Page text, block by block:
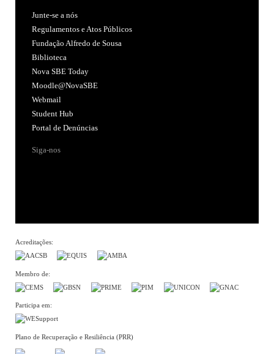
Junte-se a nós
Regulamentos e Atos Públicos
Fundação Alfredo de Sousa
Biblioteca
Nova SBE Today
Moodle@NovaSBE
Webmail
Student Hub
Portal de Denúncias
Siga-nos
Acreditações:
Membro de:
Participa em:
Plano de Recuperação e Resiliência (PRR)